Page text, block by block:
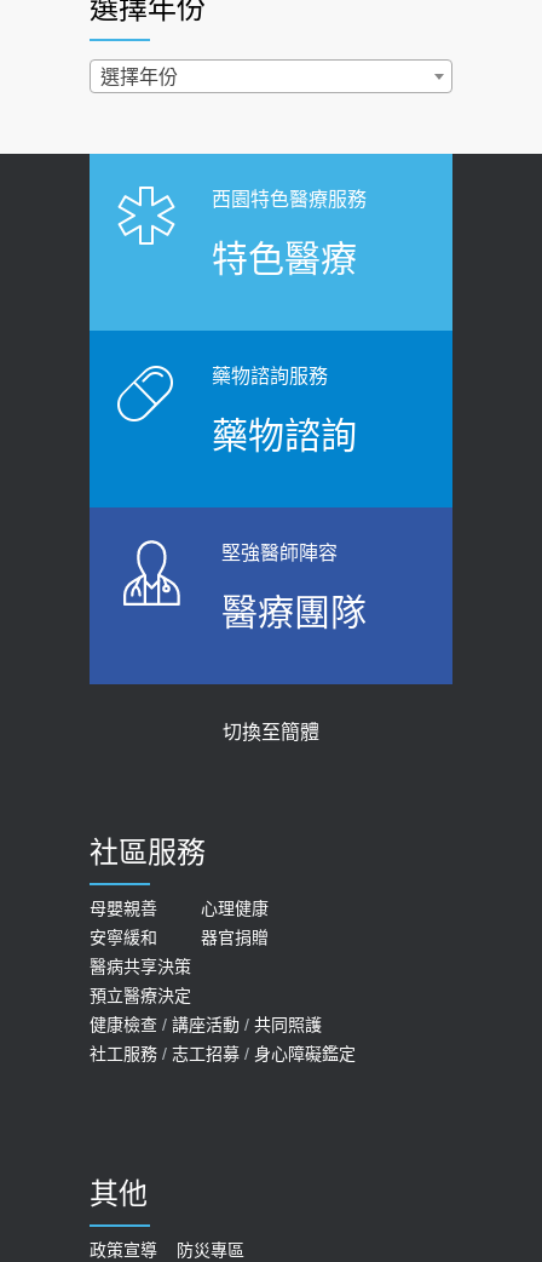
西園醫院55周年 7／10捐血公益活動 邀
民眾熱血響應
2026-06-30
健康肛門痛都是痔瘡?醫談瘍瘍瘻管與肛
裂差異 逾50歲民眾可做1事
原則避免血糖血壓飆高
2026-06-08
上班常待在冷氣房？小心泌尿道感染
醫示警：1病症嚴重恐喪命
2026-05-21
女性必看國健署公費懶人包！這幾項檢
查完全免費 沒做虧大了
2026-05-14
2022-02-17
過量維生素D和鈣恐罹癌? 醫師釋
「落枕」不要大力按脖子！ 1招「伸
展運動」預防落枕
老後睡不好、夜間易跌倒
2021-03-05
骨科魏志定主任接受專訪 【年代電視
質密度檢查！醫：注意5重點可逆轉
膝蓋退化有9大部位 骨科醫坦言：不
一定得換人工關節
2019-10-08
20歲迪士尼男星因癲癇猝逝 老人小
孩最好發、醫師點出8大前兆
2019-07-09
預約
選擇年份
選擇年份
西園特色醫療服務
特色醫療
藥物諮詢服務
藥物諮詢
堅強醫師陣容
醫療團隊
切換至簡體
社區服務
母嬰親善
心理健康
安寧緩和
器官捐贈
醫病共享決策
預立醫療決定
健康檢查 / 講座活動 / 共同照護
社工服務 / 志工招募 / 身心障礙鑑定
其他
政策宣導
防災專區